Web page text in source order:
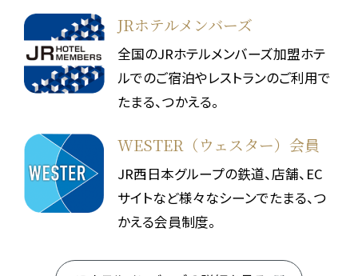
JRホテルメンバーズ
全国のJRホテルメンバーズ加盟ホテ
ルでのご宿泊やレストランのご利用で
たまる、つかえる。
WESTER（ウェスター）会員
JR西日本グループの鉄道、店舗、EC
サイトなど様々なシーンでたまる、つ
かえる会員制度。